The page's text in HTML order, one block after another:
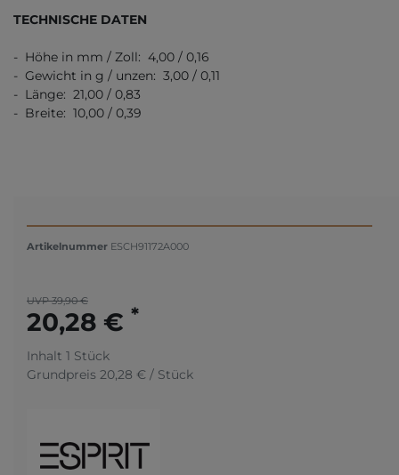
TECHNISCHE DATEN
- Höhe in mm / Zoll: 4,00 / 0,16
- Gewicht in g / unzen: 3,00 / 0,11
- Länge: 21,00 / 0,83
- Breite: 10,00 / 0,39
Artikelnummer ESCH91172A000
UVP 39,90 €
20,28 € *
Inhalt 1 Stück
Grundpreis 20,28 € / Stück